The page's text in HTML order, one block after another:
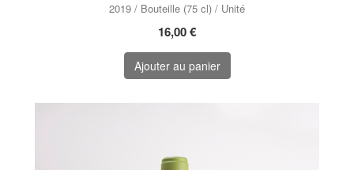
2019 / Bouteille (75 cl) / Unité
16,00 €
Ajouter au panier